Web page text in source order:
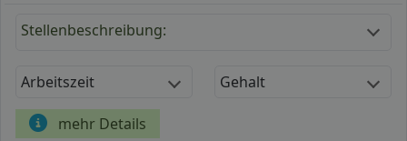
Stellenbeschreibung:
Arbeitszeit Gehalt
mehr Details